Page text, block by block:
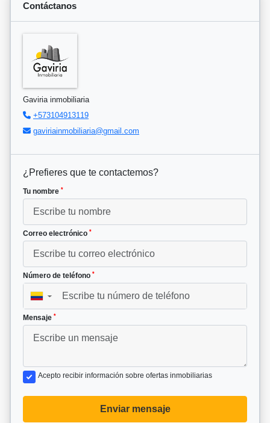
Contáctanos
Gaviria inmobiliaria
+573104913119
gaviriainmobiliaria@gmail.com
¿Prefieres que te contactemos?
Tu nombre *
Correo electrónico *
Número de teléfono *
▼
Mensaje *
Acepto recibir información sobre ofertas inmobiliarias
Enviar mensaje